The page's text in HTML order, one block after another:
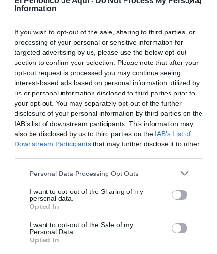
Information
If you wish to opt-out of the sale, sharing to third parties, or
processing of your personal or sensitive information for
targeted advertising by us, please use the below opt-out
section to confirm your selection. Please note that after your
opt-out request is processed you may continue seeing
interest-based ads based on personal information utilized by
us or personal information disclosed to third parties prior to
your opt-out. You may separately opt-out of the further
disclosure of your personal information by third parties on the
IAB’s list of downstream participants. This information may
also be disclosed by us to third parties on the IAB’s List of
Downstream Participants that may further disclose it to other
Personal Data Processing Opt Outs
I want to opt-out of the Sharing of my
personal data.
Opted In
I want to opt-out of the Sale of my
Personal Data.
Opted In
El col·lectiu veïnal considera insuficients lesmesures
de reducció del sorollplantejades fins ara i reclama el
compliment íntegre de la resolució judicial que
prohibix la celebració d’estos macroesdeveniments en
l’actual emplaçament.
Mentrestant,Zoomanalitzarà també les
conseqüènciesque podria tindre esta decisió sobre el
futur dels grans festivals a València i si el trasllat a
altres municipis acabarà convertint-se en la principal
alternativa.